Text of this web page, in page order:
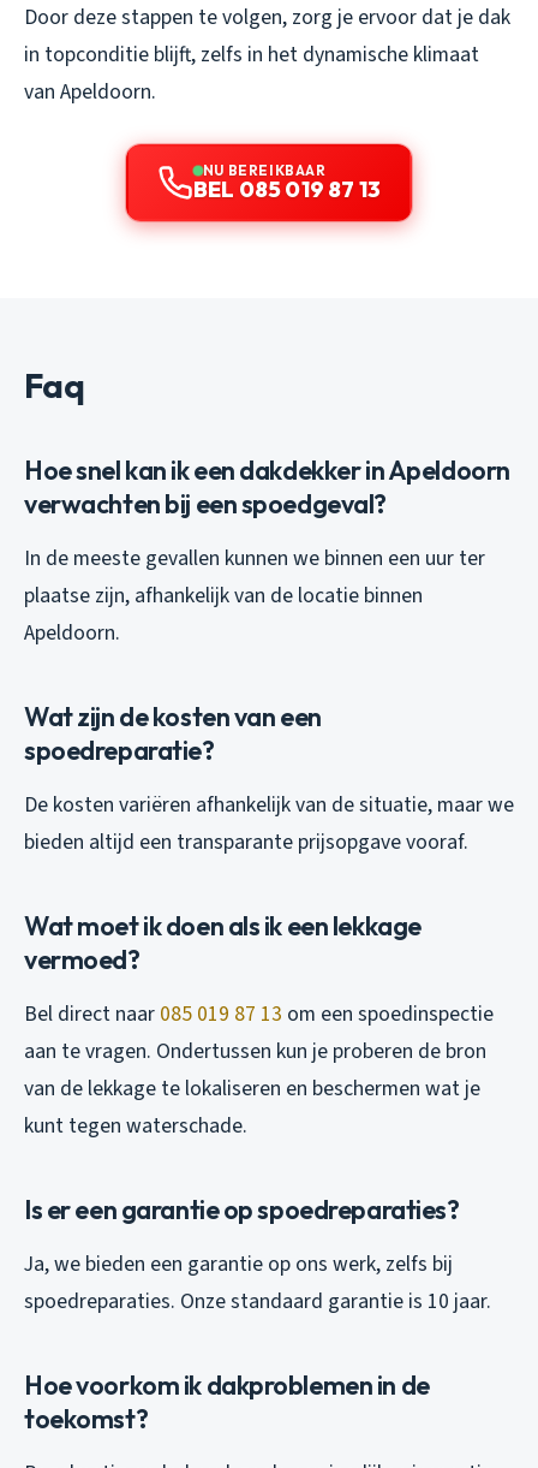
Door deze stappen te volgen, zorg je ervoor dat je dak
in topconditie blijft, zelfs in het dynamische klimaat
van Apeldoorn.
NU BEREIKBAAR
BEL 085 019 87 13
Faq
Hoe snel kan ik een dakdekker in Apeldoorn
verwachten bij een spoedgeval?
In de meeste gevallen kunnen we binnen een uur ter
plaatse zijn, afhankelijk van de locatie binnen
Apeldoorn.
Wat zijn de kosten van een
spoedreparatie?
De kosten variëren afhankelijk van de situatie, maar we
bieden altijd een transparante prijsopgave vooraf.
Wat moet ik doen als ik een lekkage
vermoed?
Bel direct naar 085 019 87 13 om een spoedinspectie
aan te vragen. Ondertussen kun je proberen de bron
van de lekkage te lokaliseren en beschermen wat je
kunt tegen waterschade.
Is er een garantie op spoedreparaties?
Ja, we bieden een garantie op ons werk, zelfs bij
spoedreparaties. Onze standaard garantie is 10 jaar.
Hoe voorkom ik dakproblemen in de
toekomst?